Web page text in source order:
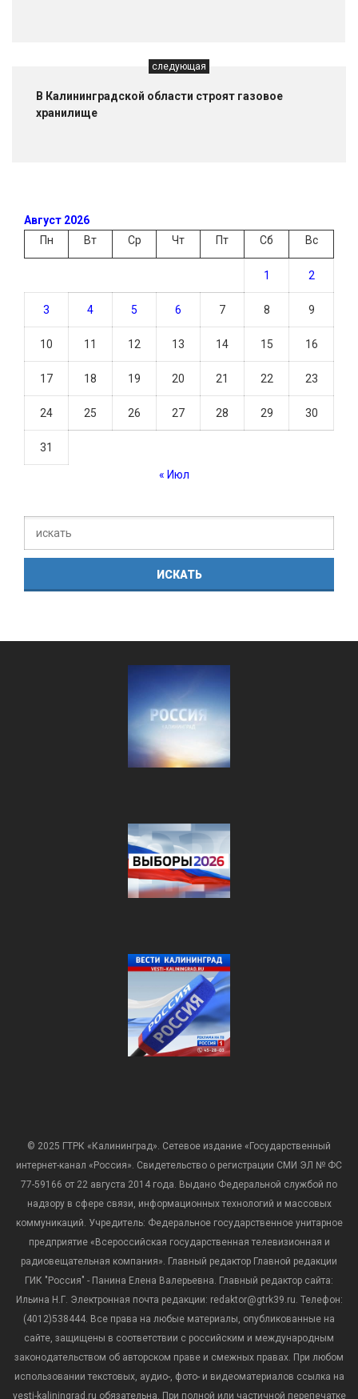
следующая
В Калининградской области строят газовое
хранилище
Август 2026
Пн
Вт Ср Чт Пт Сб Вс
1 2
3 4 5 6 7 8 9
10 11 12 13 14 15 16
17 18 19 20 21 22 23
24 25 26 27 28 29 30
31
« Июл
© 2025 ГТРК «Калининград». Сетевое издание «Государственный
интернет-канал «Россия». Свидетельство о регистрации СМИ ЭЛ № ФС
77-59166 от 22 августа 2014 года. Выдано Федеральной службой по
надзору в сфере связи, информационных технологий и массовых
коммуникаций. Учредитель: Федеральное государственное унитарное
предприятие «Всероссийская государственная телевизионная и
радиовещательная компания». Главный редактор Главной редакции
ГИК "Россия" - Панина Елена Валерьевна. Главный редактор сайта:
Ильина Н.Г. Электронная почта редакции: redaktor@gtrk39.ru. Телефон:
(4012)538444. Все права на любые материалы, опубликованные на
сайте, защищены в соответствии с российским и международным
законодательством об авторском праве и смежных правах. При любом
использовании текстовых, аудио-, фото- и видеоматериалов ссылка на
vesti-kaliningrad.ru обязательна. При полной или частичной перепечатке